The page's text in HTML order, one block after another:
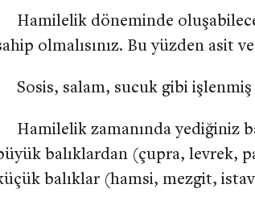
Hamilelik döneminde
olmalısınız. Bu yüzden asit
Sosis, salam, sucuk gibi
Hamilelik zamanında yediğiniz
balıklardan (çupra, levrek,
balıklar (hamsi, mezgit,